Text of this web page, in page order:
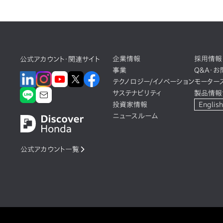
公式アカウント・関連サイト
公式アカウント一覧
企業情報
事業
テクノロジー/イノベーション
サステナビリティ
投資家情報
ニュースルーム
採用情報
Q&A・
モーター
製品情報
English